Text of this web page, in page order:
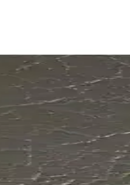
İçin Ön ve Arka
Fiat Egea Cross için özel
Silecek Seti: Güçlü
Bosch silecek seti,
Takımı: Uzun
dayanıklı kauçuk ve